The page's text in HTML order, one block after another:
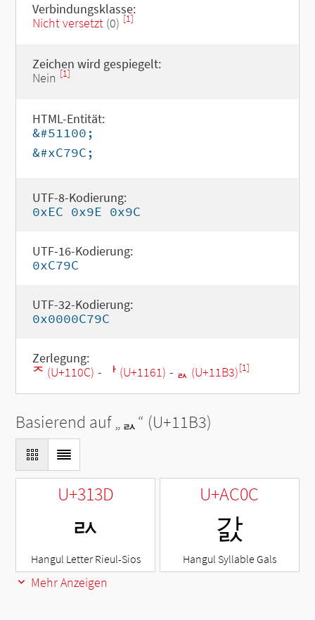
Verbindungsklasse:
Nicht versetzt(0) [1]
Zeichen wird gespiegelt:
Nein [1]
HTML-Entität:
&#51100;
&#xC79C;
UTF-8-Kodierung:
0xEC 0x9E 0x9C
UTF-16-Kodierung:
0xC79C
UTF-32-Kodierung:
0x0000C79C
Zerlegung:
ᄌ (U+110C) - ᅡ (U+1161) - ᆳ (U+11B3)[1]
Basierend auf „ᆳ“ (U+11B3)
U+313D
ㄽ
Hangul Letter Rieul-Sios
U+AC0C
갌
Hangul Syllable Gals
Mehr Anzeigen